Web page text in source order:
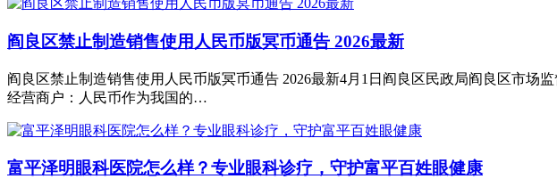
阎良区禁止制造销售使用人民币版冥币通告 2026最新
阎良区禁止制造销售使用人民币版冥币通告 2026最新4月1日阎良区民政局阎良区市场
经营商户：人民币作为我国的…
富平泽明眼科医院怎么样？专业眼科诊疗，守护富平百姓眼健康